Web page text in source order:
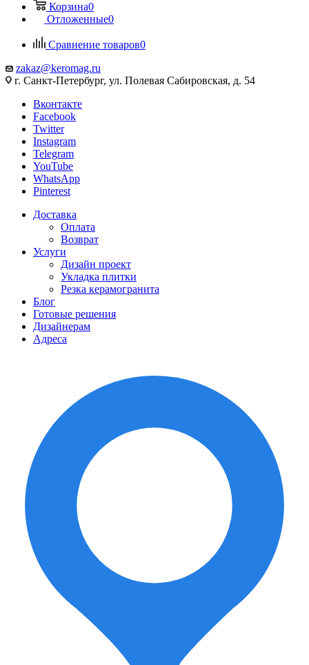
Корзина0
Отложенные0
Сравнение товаров0
zakaz@keromag.ru
г. Санкт-Петербург, ул. Полевая Сабировская, д. 54
Вконтакте
Facebook
Twitter
Instagram
Telegram
YouTube
WhatsApp
Pinterest
Доставка
Оплата
Возврат
Услуги
Дизайн проект
Укладка плитки
Резка керамогранита
Блог
Готовые решения
Дизайнерам
Адреса